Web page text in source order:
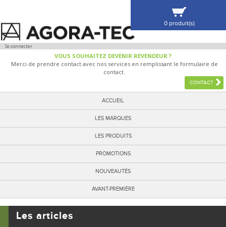
Se connecter
VOUS SOUHAITEZ DEVENIR REVENDEUR ?
Merci de prendre contact avec nos services en remplissant le formulaire de
contact.
CONTACT
ACCUEIL
LES MARQUES
LES PRODUITS
PROMOTIONS
NOUVEAUTÉS
AVANT-PREMIÈRE
0 produit(s)
VOIR MA SÉLECTION
Les articles